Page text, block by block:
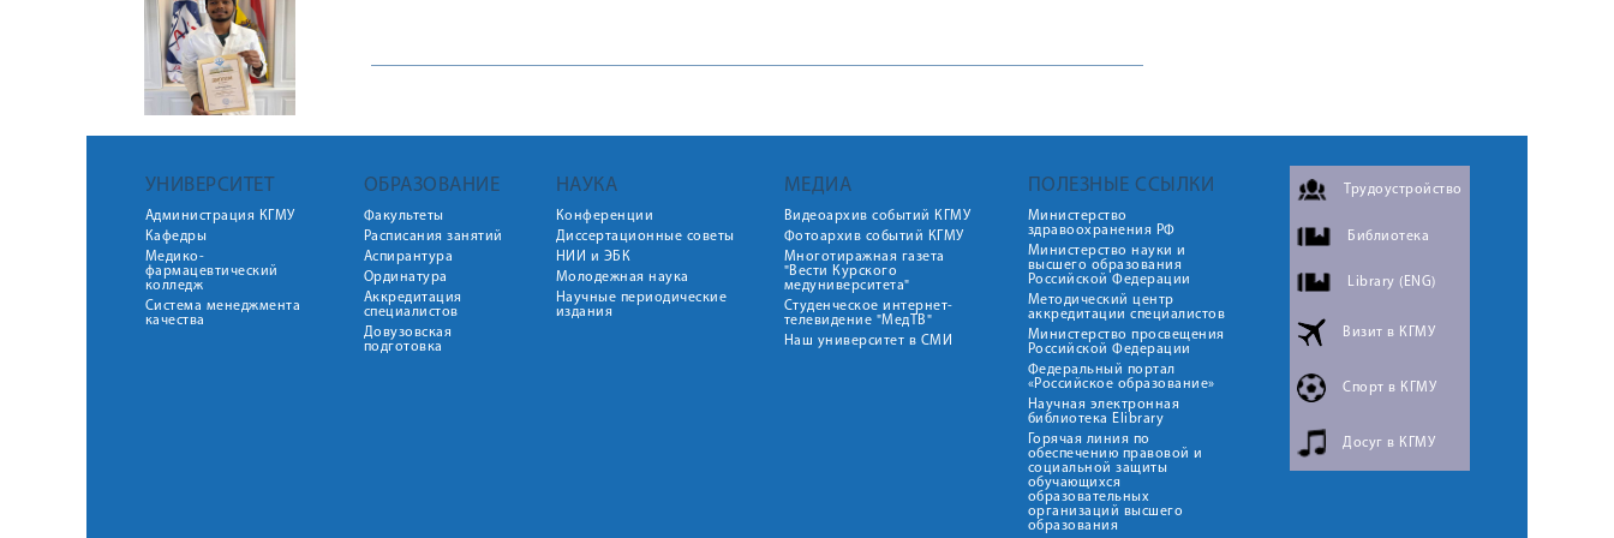
УНИВЕРСИТЕТ
Администрация КГМУ
Кафедры
Медико-
фармацевтический
колледж
Система менеджмента
качества
ОБРАЗОВАНИЕ
Факультеты
Расписания занятий
Аспирантура
Ординатура
Аккредитация
специалистов
Довузовская
подготовка
НАУКА
Конференции
Диссертационные советы
НИИ и ЭБК
Молодежная наука
Научные периодические
издания
МЕДИА
Видеоархив событий КГМУ
Фотоархив событий КГМУ
Многотиражная газета
"Вести Курского
медуниверситета"
Студенческое интернет-
телевидение "МедТВ"
Наш университет в СМИ
ПОЛЕЗНЫЕ ССЫЛКИ
Министерство
здравоохранения РФ
Министерство науки и
высшего образования
Российской Федерации
Методический центр
аккредитации специалистов
Министерство просвещения
Российской Федерации
Федеральный портал
«Российское образование»
Научная электронная
библиотека Elibrary
Горячая линия по
обеспечению правовой и
социальной защиты
обучающихся
образовательных
организаций высшего
образования
Трудоустройство
Библиотека
Library (ENG)
Визит в КГМУ
Спорт в КГМУ
Досуг в КГМУ